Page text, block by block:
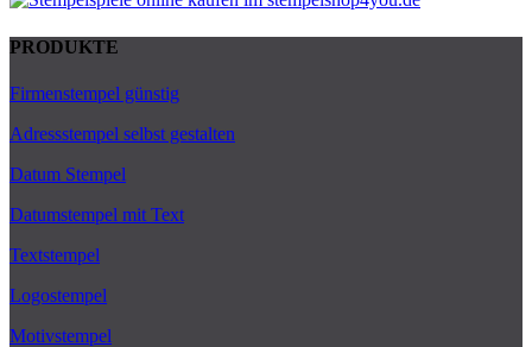
PRODUKTE
Firmenstempel günstig
Adressstempel selbst gestalten
Datum Stempel
Datumstempel mit Text
Textstempel
Logostempel
Motivstempel